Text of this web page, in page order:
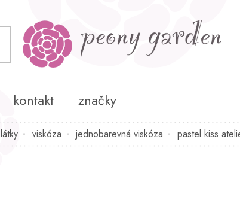
kontakt značky
látky viskóza jednobarevná viskóza pastel kiss